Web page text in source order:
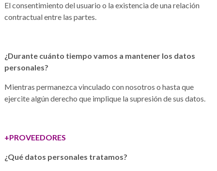
El consentimiento del usuario o la existencia de una relación
contractual entre las partes.
¿Durante cuánto tiempo vamos a mantener los datos
personales?
Mientras permanezca vinculado con nosotros o hasta que
ejercite algún derecho que implique la supresión de sus datos.
+PROVEEDORES
¿Qué datos personales tratamos?